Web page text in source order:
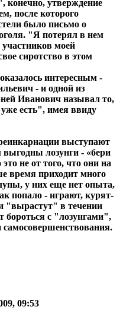
конечно, утверждение
после которого
было письмо о
"Я потерял в нем
моей
сиротство в этом
интересным -
- и одной из
Иванович называл то,
есть", имея ввиду
выступают
выгодны лозунги - «бери
не от того, что они на
время приходит много
у них еще нет опыта,
попало - играют, курят-
"вырастут" в течении
бороться с "лозунгами",
09:53